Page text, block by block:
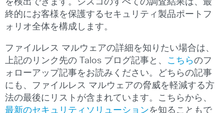
を検出できます。シスコのすべての調査結果は、最
終的にお客様を保護するセキュリティ製品ポートフ
ォリオ全体を構成します。
ファイルレス マルウェアの詳細を知りたい場合は、
上記のリンク先の Talos ブログ記事と、
こちらのフ
ォローアップ記事をお読みください。どちらの記事
にも、ファイルレス マルウェアの脅威を軽減する方
法の最後にリストが含まれています。こちらから、
最新のセキュリティソリューションを知ることもで